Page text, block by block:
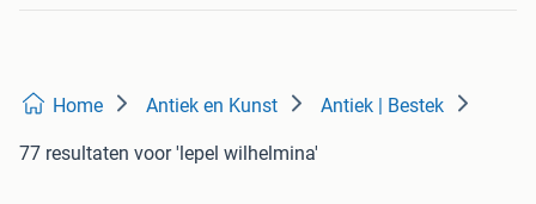
Home Antiek en Kunst Antiek | Bestek
77 resultaten voor 'lepel wilhelmina'